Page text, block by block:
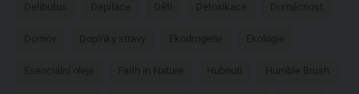
Delibutus Depilace Děti Detoxikace Domácnost
Domov Doplňky stravy Ekodrogerie Ekologie
Esenciální oleje Faith in Nature Hubnutí Humble Brush